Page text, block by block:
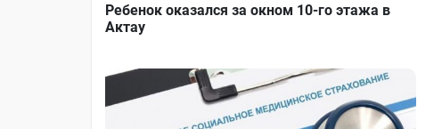
Ребенок оказался за окном 10-го этажа в
Актау